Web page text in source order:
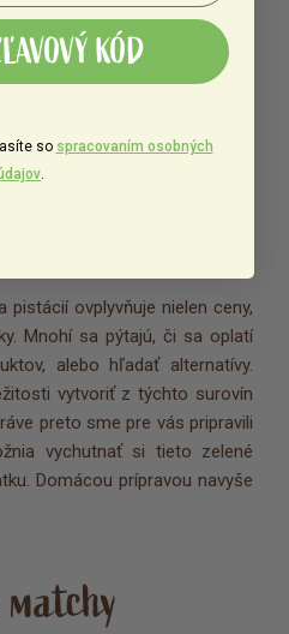
predovšetkým neúrodou v
svetových producentov.
zvýšený globálny dopyt po
je pistáciová zmrzlina alebo
„zelené zlato“.
ovplyvňuje nielen ceny,
Mnohí sa pýtajú, či sa oplatí
alebo hľadať alternatívy.
vytvoriť z týchto surovín
preto sme pre vás pripravili
vychutnať si tieto zelené
Domácou prípravou navyše
KÓD
so spracovaním osobných
.